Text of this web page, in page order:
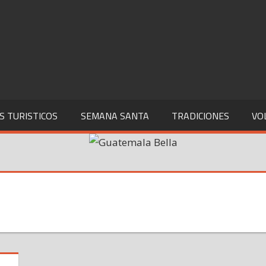
TURISTICOS SEMANA SANTA TRADICIONES